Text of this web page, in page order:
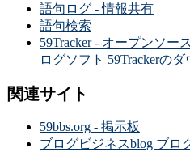
語句ログ - 情報共有
語句検索
59Tracker - オープンソー
ログソフト 59Trackerの
関連サイト
59bbs.org - 掲示板
ブログビジネスblog ブロ